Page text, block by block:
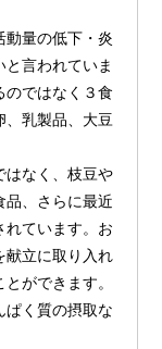
動量の低下・炎
言われていま
のではなく３食
、乳製品、大豆
はなく、枝豆や
品、さらに最近
れています。お
献立に取り入れ
ができます。
ぱく質の摂取な